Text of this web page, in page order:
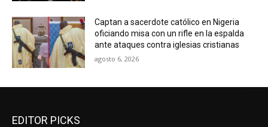
Captan a sacerdote católico en Nigeria
oficiando misa con un rifle en la espalda
ante ataques contra iglesias cristianas
agosto 6, 2026
EDITOR PICKS